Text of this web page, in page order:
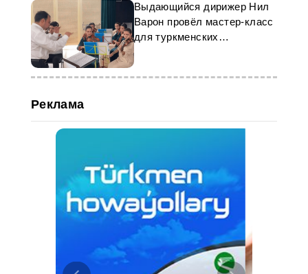
Выдающийся дирижер Нил
Варон провёл мастер-класс
для туркменских
музыкантов
Реклама